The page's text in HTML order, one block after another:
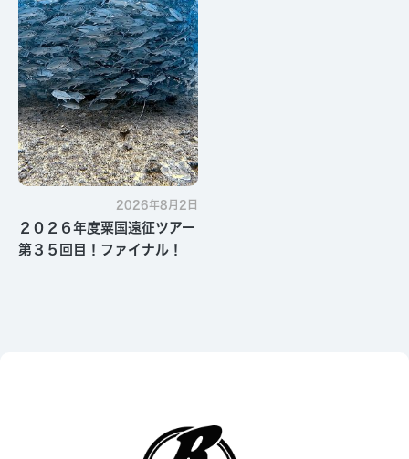
2026年8月2日
２０２６年度粟国遠征ツアー
第３５回目！ファイナル！